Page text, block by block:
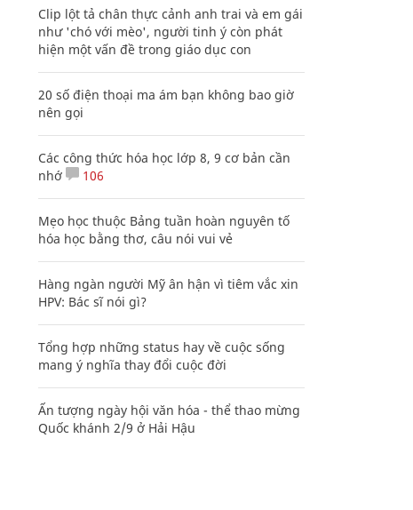
Clip lột tả chân thực cảnh anh trai và em gái
như 'chó với mèo', người tinh ý còn phát
hiện một vấn đề trong giáo dục con
20 số điện thoại ma ám bạn không bao giờ
nên gọi
Các công thức hóa học lớp 8, 9 cơ bản cần
nhớ
106
Mẹo học thuộc Bảng tuần hoàn nguyên tố
hóa học bằng thơ, câu nói vui vẻ
Hàng ngàn người Mỹ ân hận vì tiêm vắc xin
HPV: Bác sĩ nói gì?
Tổng hợp những status hay về cuộc sống
mang ý nghĩa thay đổi cuộc đời
Ấn tượng ngày hội văn hóa - thể thao mừng
Quốc khánh 2/9 ở Hải Hậu